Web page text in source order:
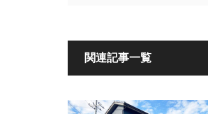
関連記事一覧